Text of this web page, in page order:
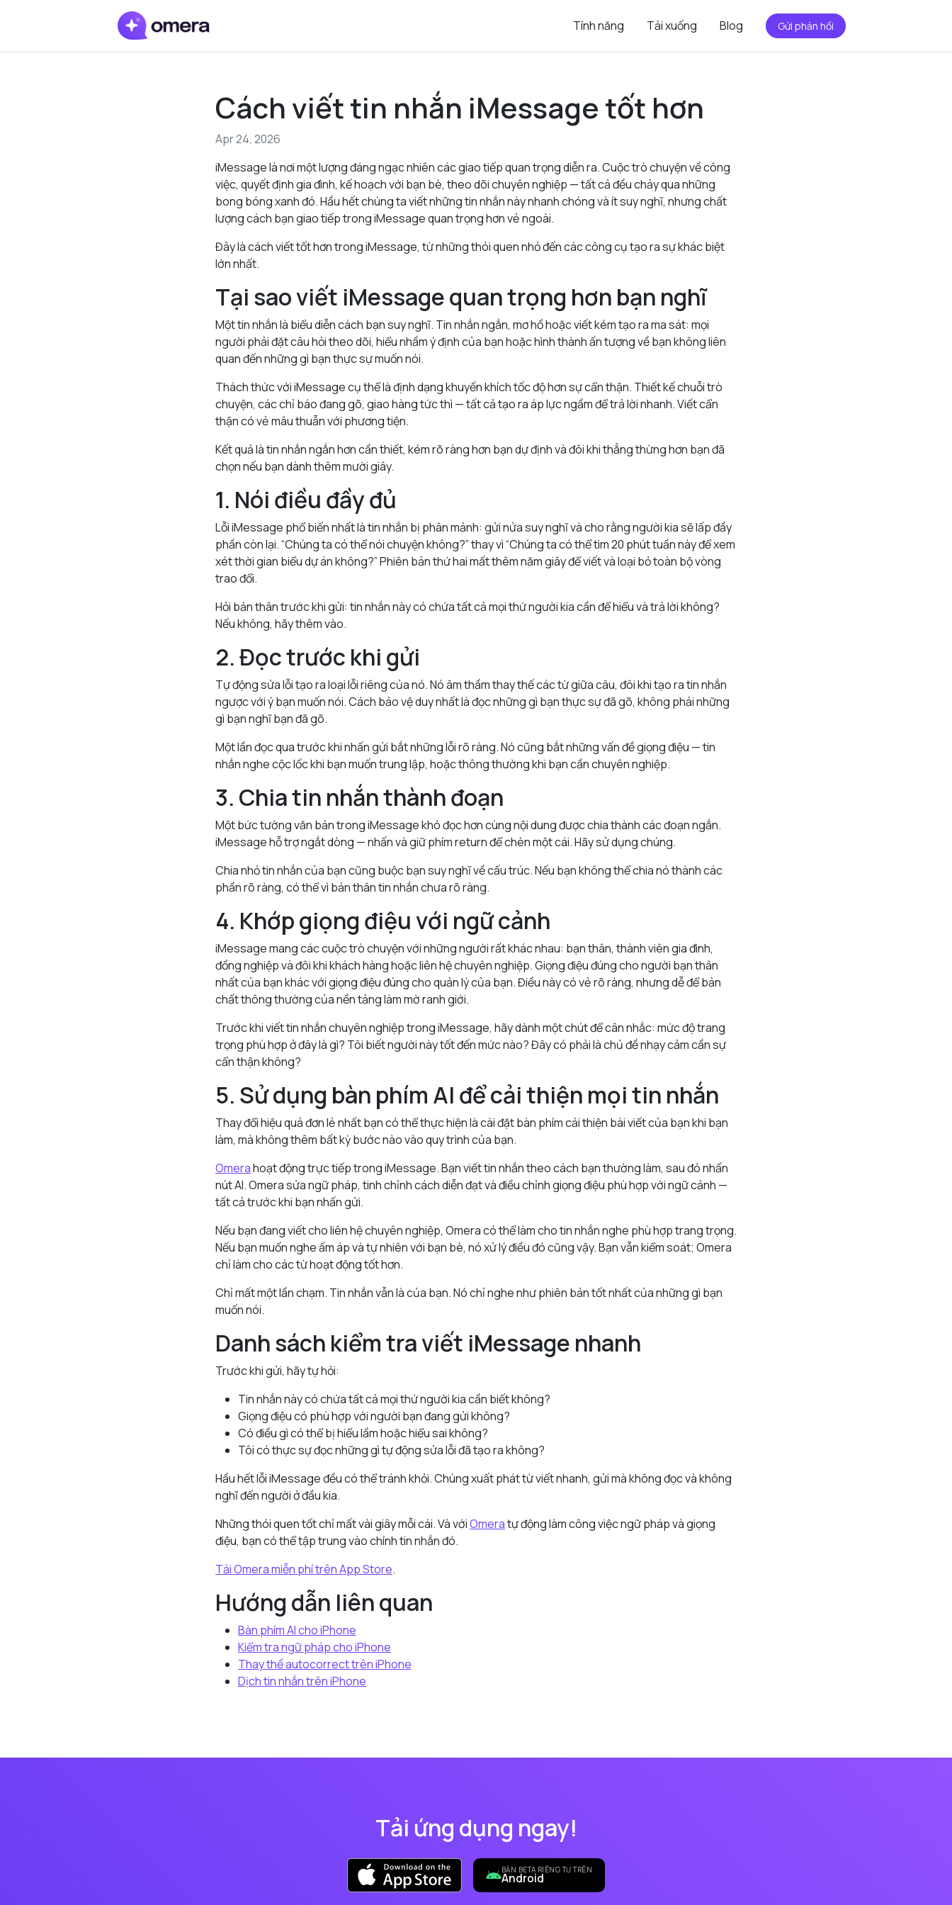
Tính năng Tải xuống Blog Gửi phản hồi
Cách viết tin nhắn iMessage tốt hơn
Apr 24, 2026
iMessage là nơi một lượng đáng ngạc nhiên các giao tiếp quan trọng diễn ra. Cuộc trò chuyện về công
việc, quyết định gia đình, kế hoạch với bạn bè, theo dõi chuyên nghiệp — tất cả đều chảy qua những
bong bóng xanh đó. Hầu hết chúng ta viết những tin nhắn này nhanh chóng và ít suy nghĩ, nhưng chất
lượng cách bạn giao tiếp trong iMessage quan trọng hơn vẻ ngoài.
Đây là cách viết tốt hơn trong iMessage, từ những thói quen nhỏ đến các công cụ tạo ra sự khác biệt
lớn nhất.
Tại sao viết iMessage quan trọng hơn bạn nghĩ
Một tin nhắn là biểu diễn cách bạn suy nghĩ. Tin nhắn ngắn, mơ hồ hoặc viết kém tạo ra ma sát: mọi
người phải đặt câu hỏi theo dõi, hiểu nhầm ý định của bạn hoặc hình thành ấn tượng về bạn không liên
quan đến những gì bạn thực sự muốn nói.
Thách thức với iMessage cụ thể là định dạng khuyến khích tốc độ hơn sự cẩn thận. Thiết kế chuỗi trò
chuyện, các chỉ báo đang gõ, giao hàng tức thì — tất cả tạo ra áp lực ngầm để trả lời nhanh. Viết cẩn
thận có vẻ mâu thuẫn với phương tiện.
Kết quả là tin nhắn ngắn hơn cần thiết, kém rõ ràng hơn bạn dự định và đôi khi thẳng thừng hơn bạn đã
chọn nếu bạn dành thêm mười giây.
1. Nói điều đầy đủ
Lỗi iMessage phổ biến nhất là tin nhắn bị phân mảnh: gửi nửa suy nghĩ và cho rằng người kia sẽ lấp đầy
phần còn lại. “Chúng ta có thể nói chuyện không?” thay vì “Chúng ta có thể tìm 20 phút tuần này để xem
xét thời gian biểu dự án không?” Phiên bản thứ hai mất thêm năm giây để viết và loại bỏ toàn bộ vòng
trao đổi.
Hỏi bản thân trước khi gửi: tin nhắn này có chứa tất cả mọi thứ người kia cần để hiểu và trả lời không?
Nếu không, hãy thêm vào.
2. Đọc trước khi gửi
Tự động sửa lỗi tạo ra loại lỗi riêng của nó. Nó âm thầm thay thế các từ giữa câu, đôi khi tạo ra tin nhắn
ngược với ý bạn muốn nói. Cách bảo vệ duy nhất là đọc những gì bạn thực sự đã gõ, không phải những
gì bạn nghĩ bạn đã gõ.
Một lần đọc qua trước khi nhấn gửi bắt những lỗi rõ ràng. Nó cũng bắt những vấn đề giọng điệu — tin
nhắn nghe cộc lốc khi bạn muốn trung lập, hoặc thông thường khi bạn cần chuyên nghiệp.
3. Chia tin nhắn thành đoạn
Một bức tường văn bản trong iMessage khó đọc hơn cùng nội dung được chia thành các đoạn ngắn.
iMessage hỗ trợ ngắt dòng — nhấn và giữ phím return để chèn một cái. Hãy sử dụng chúng.
Chia nhỏ tin nhắn của bạn cũng buộc bạn suy nghĩ về cấu trúc. Nếu bạn không thể chia nó thành các
phần rõ ràng, có thể vì bản thân tin nhắn chưa rõ ràng.
4. Khớp giọng điệu với ngữ cảnh
iMessage mang các cuộc trò chuyện với những người rất khác nhau: bạn thân, thành viên gia đình,
đồng nghiệp và đôi khi khách hàng hoặc liên hệ chuyên nghiệp. Giọng điệu đúng cho người bạn thân
nhất của bạn khác với giọng điệu đúng cho quản lý của bạn. Điều này có vẻ rõ ràng, nhưng dễ để bản
chất thông thường của nền tảng làm mờ ranh giới.
Trước khi viết tin nhắn chuyên nghiệp trong iMessage, hãy dành một chút để cân nhắc: mức độ trang
trọng phù hợp ở đây là gì? Tôi biết người này tốt đến mức nào? Đây có phải là chủ đề nhạy cảm cần sự
cẩn thận không?
5. Sử dụng bàn phím AI để cải thiện mọi tin nhắn
Thay đổi hiệu quả đơn lẻ nhất bạn có thể thực hiện là cài đặt bàn phím cải thiện bài viết của bạn khi bạn
làm, mà không thêm bất kỳ bước nào vào quy trình của bạn.
Omerahoạt động trực tiếp trong iMessage. Bạn viết tin nhắn theo cách bạn thường làm, sau đó nhấn
nút AI. Omera sửa ngữ pháp, tinh chỉnh cách diễn đạt và điều chỉnh giọng điệu phù hợp với ngữ cảnh —
tất cả trước khi bạn nhấn gửi.
Nếu bạn đang viết cho liên hệ chuyên nghiệp, Omera có thể làm cho tin nhắn nghe phù hợp trang trọng.
Nếu bạn muốn nghe ấm áp và tự nhiên với bạn bè, nó xử lý điều đó cũng vậy. Bạn vẫn kiểm soát; Omera
chỉ làm cho các từ hoạt động tốt hơn.
Chỉ mất một lần chạm. Tin nhắn vẫn là của bạn. Nó chỉ nghe như phiên bản tốt nhất của những gì bạn
muốn nói.
Danh sách kiểm tra viết iMessage nhanh
Trước khi gửi, hãy tự hỏi:
Tin nhắn này có chứa tất cả mọi thứ người kia cần biết không?
Giọng điệu có phù hợp với người bạn đang gửi không?
Có điều gì có thể bị hiểu lầm hoặc hiểu sai không?
Tôi có thực sự đọc những gì tự động sửa lỗi đã tạo ra không?
Hầu hết lỗi iMessage đều có thể tránh khỏi. Chúng xuất phát từ viết nhanh, gửi mà không đọc và không
nghĩ đến người ở đầu kia.
Những thói quen tốt chỉ mất vài giây mỗi cái. Và vớiOmeratự động làm công việc ngữ pháp và giọng
điệu, bạn có thể tập trung vào chính tin nhắn đó.
Tải Omera miễn phí trên App Store.
Hướng dẫn liên quan
Bàn phím AI cho iPhone
Kiểm tra ngữ pháp cho iPhone
Thay thế autocorrect trên iPhone
Dịch tin nhắn trên iPhone
Tải ứng dụng ngay!
BẢN BETA RIÊNG TƯ TRÊN
Android